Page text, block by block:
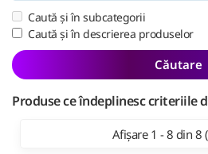
Caută și în subcategorii
Caută și în descrierea produselor
Căutare
Produse ce îndeplinesc criteriile
Afișare 1 - 8 din 8